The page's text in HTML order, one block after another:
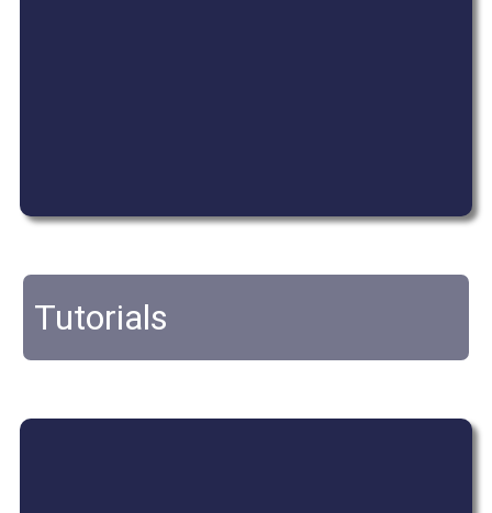
Tutorials